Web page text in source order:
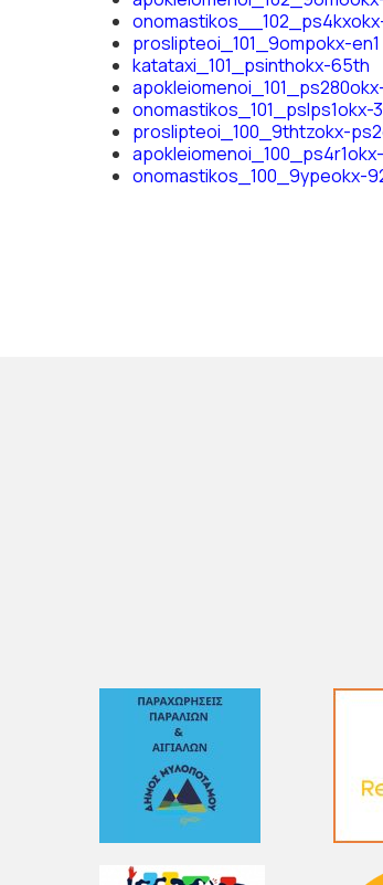
proslipteoi_101_9ompokx-en1
katataxi_101_psinthokx-65th
onomastikos_101_pslps1okx-
proslipteoi_100_9thtzokx-
onomastikos_100_9ypeokx-